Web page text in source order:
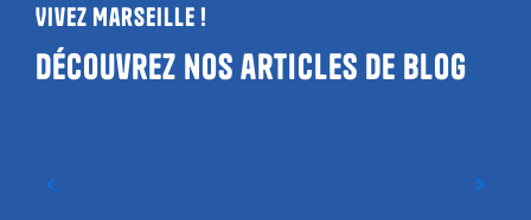
Vivez Marseille !
Découvrez nos articles de blog